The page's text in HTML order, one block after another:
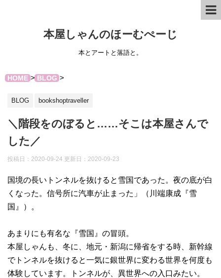
本屋しゃんのほーむぺーじ
本とアートと落語と。
HOME> BLOG >
BLOG bookshoptraveller
＼階段をのぼると……そこは本屋さんで
した／
投稿日：2020-09-24 更新日： 2020-09-23
国境の長いトンネルを抜けると雪国であった。夜の底が白
くなった。信号所に汽車が止まった」（川端康成『雪
国』）。
あまりにも有名な『雪国』の冒頭。
本屋しゃんも、冬に、地元・新潟に帰省をする時、新幹線
でトンネルを抜けると一気に銀世界に変わる世界を何度も
体験しています。トンネルが、異世界への入口みたい。